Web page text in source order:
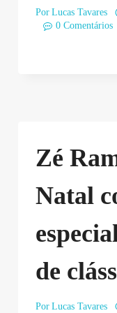
Por Lucas Tavares
0 Comentários
Zé
Natal
de
Por Lucas Tavares